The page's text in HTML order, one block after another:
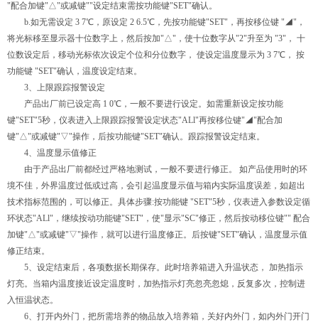
"配合加键"△"或减键""设定结束需按功能键"SET"确认。
b.如无需设定 3 7℃，原设定 2 6.5℃，先按功能键"SET"，再按移位键 "◢"，
将光标移至显示器十位数字上，然后按加"△"，使十位数字从"2"升至为 "3"， 十
位数设定后，移动光标依次设定个位和分位数字， 使设定温度显示为 3 7℃， 按
功能键 "SET"确认，温度设定结束。
3、上限跟踪报警设定
产品出厂前已设定高 1 0℃，一般不要进行设定。如需重新设定按功能
键"SET"5秒，仪表进入上限跟踪报警设定状态"ALl"再按移位键"◢"配合加
键"△"或减键"▽"操作，后按功能键"SET"确认。跟踪报警设定结束。
4、温度显示值修正
由于产品出厂前都经过严格地测试，一般不要进行修正。 如产品使用时的环
境不佳，外界温度过低或过高，会引起温度显示值与箱内实际温度误差，如超出
技术指标范围的，可以修正。具体步骤:按功能键 "SET"5秒，仪表进入参数设定循
环状态"ALl"，继续按动功能键"SET"，使"显示"SC"修正，然后按动移位键"" 配合
加键"△"或减键"▽"操作，就可以进行温度修正。后按键"SET"确认，温度显示值
修正结束。
5、设定结束后，各项数据长期保存。此时培养箱进入升温状态， 加热指示
灯亮。当箱内温度接近设定温度时，加热指示灯亮忽亮忽熄，反复多次，控制进
入恒温状态。
6、打开内外门，把所需培养的物品放入培养箱，关好内外门，如内外门开门